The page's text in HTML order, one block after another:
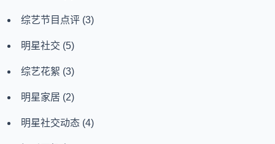
综艺节目点评 (3)
明星社交 (5)
综艺花絮 (3)
明星家居 (2)
明星社交动态 (4)